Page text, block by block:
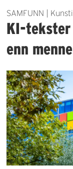
SAMFUNN |
KI-tekster
enn